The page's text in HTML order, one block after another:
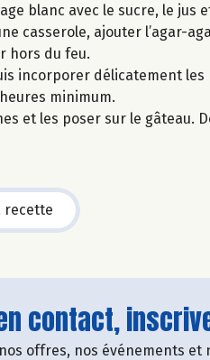
blanc avec le sucre, le jus
casserole, ajouter l’agar-
hors du feu.
incorporer délicatement
minimum.
et les poser sur le gâteau.
recette
contact,
offres, nos événements et